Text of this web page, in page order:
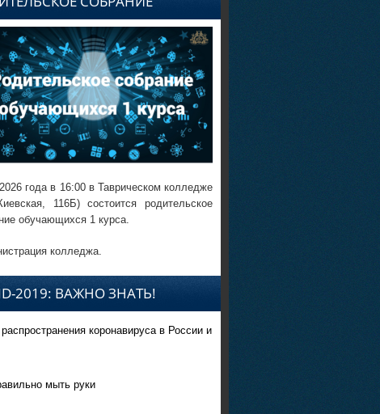
года в 16:00 в Таврическом колледже
116Б) состоится родительское
обучающихся 1 курса.
колледжа.
2019: ВАЖНО ЗНАТЬ!
коронавируса в России и
мыть руки